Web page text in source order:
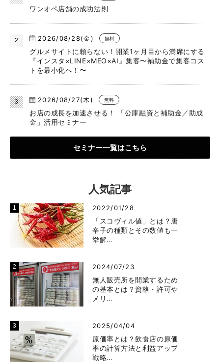
ワンオペ店舗の成功法則
2026/08/28(金) 無料
グルメサイトに頼らない！開業1ヶ月目から満席にする
『インスタ×LINE×MEO×AI』集客〜補助金で集客コス
トを最小化へ！〜
2026/08/27(木) 無料
お店の成長を加速させる！ 「公庫融資と補助金／助成
金」活用セミナー
セミナー一覧はこちら
人気記事
2022/01/28
「スコヴィル値」とは？唐
辛子の種類とその数値も一
挙解…
2024/07/23
無人販売所を開業するため
の基本とは？資格・許可や
メリ…
2025/04/04
原価率とは？飲食店の原価
率の計算方法と利益アップ
戦略…